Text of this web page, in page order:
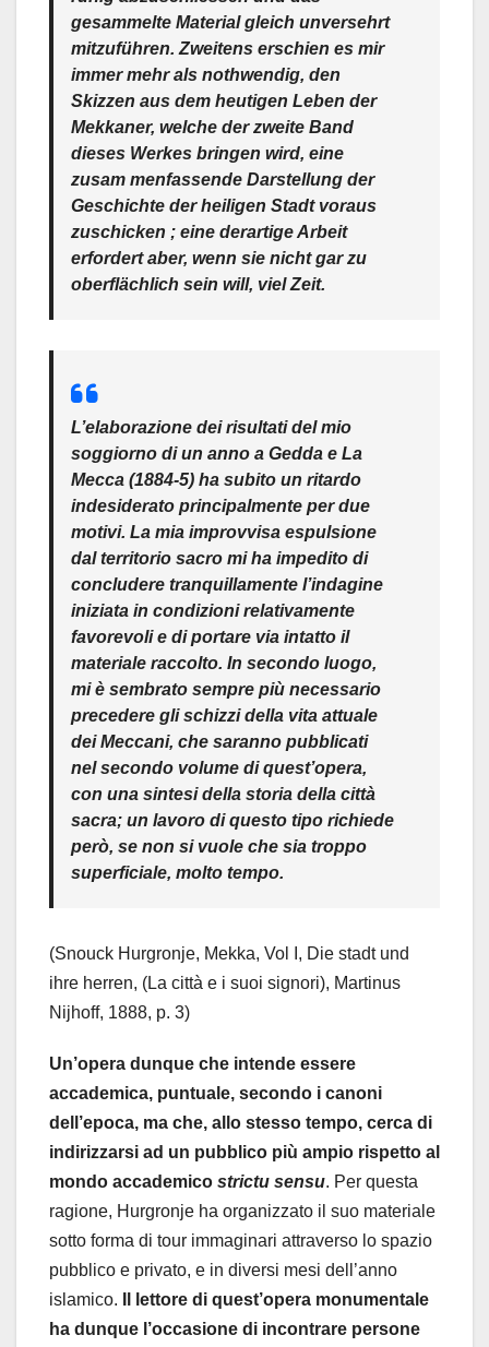
gesammelte Material gleich unversehrt
mitzuführen. Zweitens erschien es mir
immer mehr als nothwendig, den
Skizzen aus dem heutigen Leben der
Mekkaner, welche der zweite Band
dieses Werkes bringen wird, eine
zusam menfassende Darstellung der
Geschichte der heiligen Stadt voraus
zuschicken ; eine derartige Arbeit
erfordert aber, wenn sie nicht gar zu
oberflächlich sein will, viel Zeit.
L’elaborazione dei risultati del mio
soggiorno di un anno a Gedda e La
Mecca (1884-5) ha subito un ritardo
indesiderato principalmente per due
motivi. La mia improvvisa espulsione
dal territorio sacro mi ha impedito di
concludere tranquillamente l’indagine
iniziata in condizioni relativamente
favorevoli e di portare via intatto il
materiale raccolto. In secondo luogo,
mi è sembrato sempre più necessario
precedere gli schizzi della vita attuale
dei Meccani, che saranno pubblicati
nel secondo volume di quest’opera,
con una sintesi della storia della città
sacra; un lavoro di questo tipo richiede
però, se non si vuole che sia troppo
superficiale, molto tempo.
(Snouck Hurgronje, Mekka, Vol I, Die stadt und
ihre herren, (La città e i suoi signori), Martinus
Nijhoff, 1888, p. 3)
Un’opera dunque che intende essere
accademica, puntuale, secondo i canoni
dell’epoca, ma che, allo stesso tempo, cerca di
indirizzarsi ad un pubblico più ampio rispetto al
mondo accademico strictu sensu. Per questa
ragione, Hurgronje ha organizzato il suo materiale
sotto forma di tour immaginari attraverso lo spazio
pubblico e privato, e in diversi mesi dell’anno
islamico.
Il lettore di quest’opera monumentale
ha dunque l’occasione di incontrare persone